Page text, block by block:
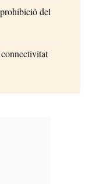
del